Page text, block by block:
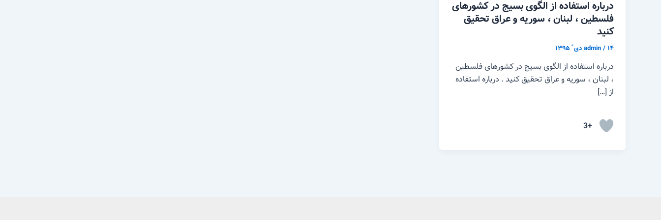
درباره استفاده از الگوی بسیج در کشورهای
فلسطین ، لبنان ، سوریه و عراق تحقیق
کنید
admin/۱۴ دی ّ ۱۳۹۵
درباره استفاده از الگوی بسیج در کشورهای فلسطین
، لبنان ، سوریه و عراق تحقیق کنید . درباره استفاده
از […]
+3